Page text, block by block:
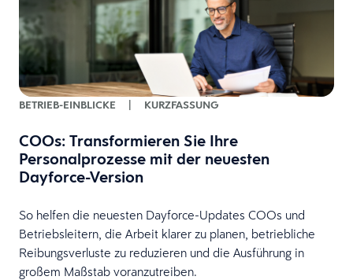
BETRIEB-EINBLICKE | KURZFASSUNG
COOs: Transformieren Sie Ihre
Personalprozesse mit der neuesten
Dayforce-Version
So helfen die neuesten Dayforce-Updates COOs und
Betriebsleitern, die Arbeit klarer zu planen, betriebliche
Reibungsverluste zu reduzieren und die Ausführung in
großem Maßstab voranzutreiben.